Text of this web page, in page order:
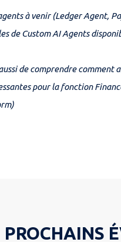
à venir (Ledger Agent,
de Custom AI Agents
de comprendre
pour la fonction
PROCHAINS